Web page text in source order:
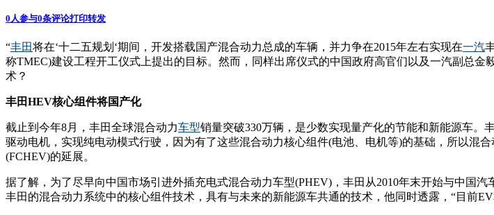
0 人参与0条评论打印转发
“丰田将在‘十二五规划‘期间，开发搭载国产混合动力总成的车辆，并力争在2015年左右实现在一汽
称TMEC)建设工程开工仪式上提出的目标。然而，同样出席仪式的中国政府高官们以及一汽副总
术？
丰田HEV核心组件将国产化
截止到今年8月，丰田全球混合动力车型销量突破330万辆，是少数实现量产化的节能和新能源车
驱动电机，实现纯电动模式行驶，因为有了这些混合动力核心组件(电池、电机等)的基础，所以混
(FCHEV)的延展。
据了解，为了尽早向中国市场引进外插充电式混合动力车型(PHEV)，丰田从2010年末开始与中国
丰田的混合动力系统中的核心组件技术，具有与未来的新能源车共通的技术，他同时透露，“目前